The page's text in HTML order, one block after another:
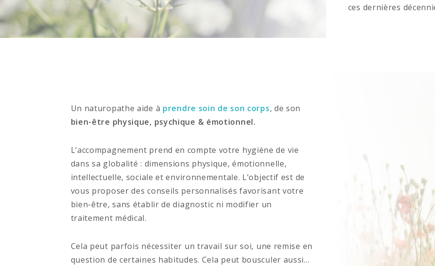
ces dernières
Un naturopathe aide à prendre soin de son corps, de son
bien-être physique, psychique & émotionnel.
L’accompagnement prend en compte votre hygiène de vie
dans sa globalité : dimensions physique, émotionnelle,
intellectuelle, sociale et environnementale. L’objectif est de
vous proposer des conseils personnalisés favorisant votre
bien-être, sans établir de diagnostic ni modifier un
traitement médical.
Cela peut parfois nécessiter un travail sur soi, une remise en
question de certaines habitudes. Cela peut bousculer aussi…